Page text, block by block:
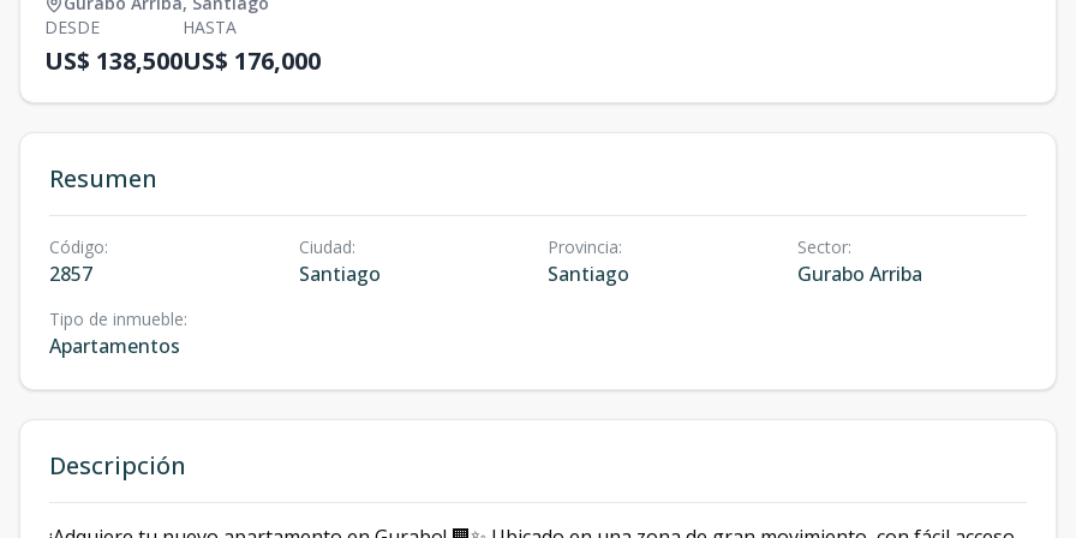
DESDE
US$ 138,500
HASTA
US$ 176,000
Resumen
Código:
2857
Ciudad:
Santiago
Provincia:
Santiago
Sector:
Gurabo Arriba
Tipo de inmueble:
Apartamentos
Descripción